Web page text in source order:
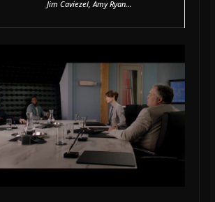
Jim Caviezel, Amy Ryan…